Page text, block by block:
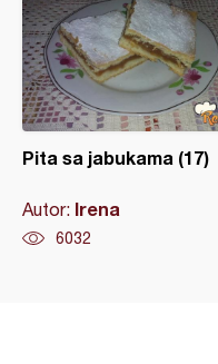
Pita sa jabukama (17)
Autor: Irena
6032